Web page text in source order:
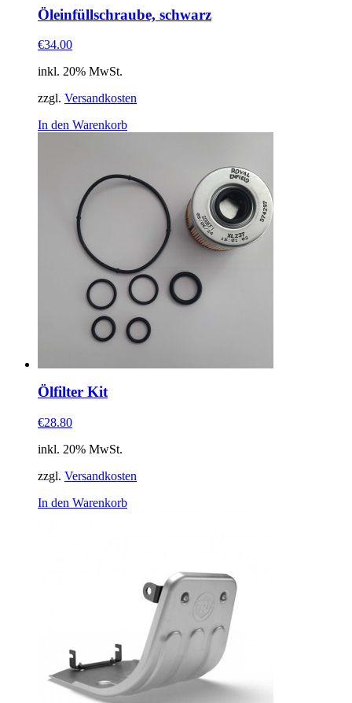
Öleinfüllschraube, schwarz
€34.00
inkl. 20% MwSt.
zzgl. Versandkosten
In den Warenkorb
Ölfilter Kit
€28.80
inkl. 20% MwSt.
zzgl. Versandkosten
In den Warenkorb